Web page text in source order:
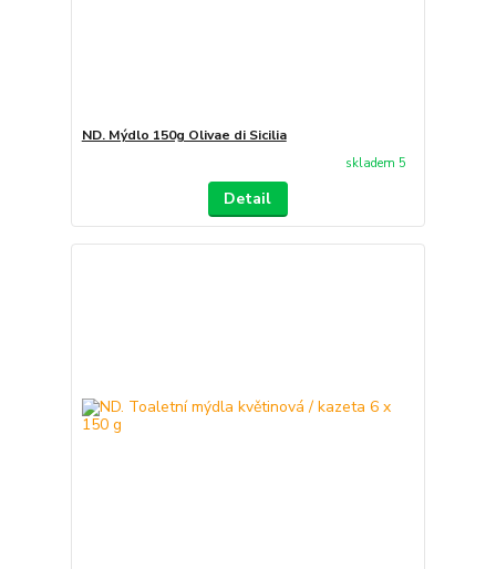
ND. Mýdlo 150g Olivae di Sicilia
skladem 5
Detail